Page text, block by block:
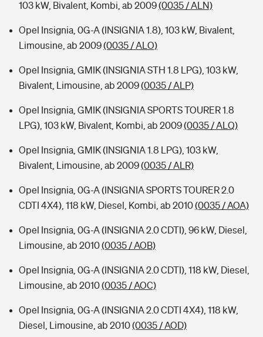
103 kW, Bivalent, Kombi, ab 2009(0035 / ALN)
Opel Insignia, 0G-A (INSIGNIA 1.8), 103 kW, Bivalent,
Limousine, ab 2009(0035 / ALO)
Opel Insignia, GMIK (INSIGNIA STH 1.8 LPG), 103 kW,
Bivalent, Limousine, ab 2009(0035 / ALP)
Opel Insignia, GMIK (INSIGNIA SPORTS TOURER 1.8
LPG), 103 kW, Bivalent, Kombi, ab 2009(0035 / ALQ)
Opel Insignia, GMIK (INSIGNIA 1.8 LPG), 103 kW,
Bivalent, Limousine, ab 2009(0035 / ALR)
Opel Insignia, 0G-A (INSIGNIA SPORTS TOURER 2.0
CDTI 4X4), 118 kW, Diesel, Kombi, ab 2010(0035 / AOA)
Opel Insignia, 0G-A (INSIGNIA 2.0 CDTI), 96 kW, Diesel,
Limousine, ab 2010(0035 / AOB)
Opel Insignia, 0G-A (INSIGNIA 2.0 CDTI), 118 kW, Diesel,
Limousine, ab 2010(0035 / AOC)
Opel Insignia, 0G-A (INSIGNIA 2.0 CDTI 4X4), 118 kW,
Diesel, Limousine, ab 2010(0035 / AOD)